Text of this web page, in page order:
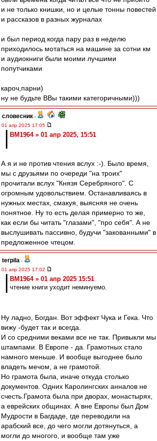
и не только книшки, но и целые тонны повестей
и рассказов в разных журналах
и был период когда пару раз в неделю
приходилось мотаться на машине за сотни км
и аудиокниги были моими лучшими
попутчиками
кароч,парни)
ну не будьте ВВы такими категоричными)))
словесник -
01 апр 2025 17:05
BM1964 » 01 апр 2025, 15:51
А я и не против чтения вслух :-). Было время,
мы с друзьями по очереди "на троих"
прочитали вслух "Князя Серебряного". С
огромным удовольствием. Останавливаясь в
нужных местах, смакуя, выясняя не очень
понятное. Ну то есть делая примерно то же,
как если бы читать "глазами", "про себя". А не
выслушивать пассивно, будучи "закованными" в
предложенное чтецом.
terpila -
01 апр 2025 17:02
BM1964 » 01 апр 2025 15:51
чтение книги уходит неминуемо.
Ну ладно, Богдан. Вот эффект Чука и Гека. Что
вижу -будет так и всегда.
И со средними веками все не так. Привыкли мы
штампами. В Европе - да. Грамотных стало
намного меньше. И вообще выгоднее было
владеть мечом, а не грамотой.
Но грамота была, иначе откуда столько
документов. Одних Каролингских анналов не
счесть.Грамота была при дворах, монастырях,
а еврейских общинах. А вне Европы был Дом
Мудрости в Багдаде, где переводили на
арабский все, до чего могли дотянуться, а
могли до многого, и вообще там уже